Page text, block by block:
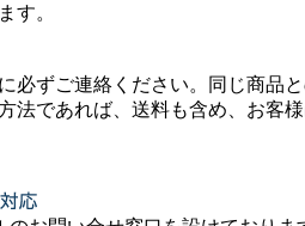
す。
ずご連絡ください。同じ商品
法であれば、送料も含め、お客